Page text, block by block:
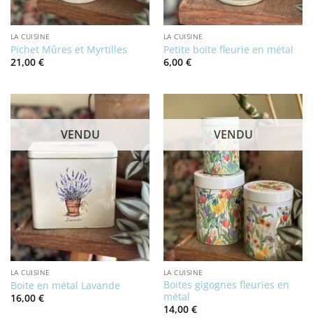
LA CUISINE
Pichet Mûres et Myrtilles
21,00 €
LA CUISINE
Petite boite fleurie en métal
6,00 €
VENDU
LA CUISINE
Boite en métal Lavande
16,00 €
VENDU
LA CUISINE
Boites gigognes fleuries en
métal
14,00 €